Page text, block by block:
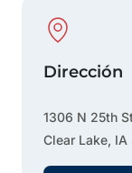
Dirección
1306 N 25th
Clear Lake, IA